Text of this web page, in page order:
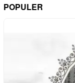
POPULER